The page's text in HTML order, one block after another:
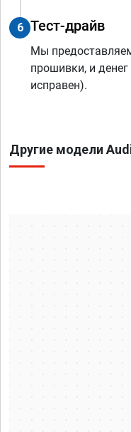
6 Тест-драйв
Мы
прошивки, и
исправен).
Другие модели